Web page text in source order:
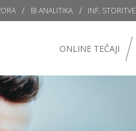
BI ANALITIKA INF. STORITVE
ONLINE TEČAJI